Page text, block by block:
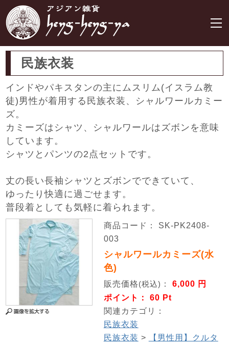
民族衣装
インドやパキスタンの主にムスリム(イスラム教
徒)男性が着用する民族衣装、シャルワールカミー
ズ。
カミーズはシャツ、シャルワールはズボンを意味
しています。
シャツとパンツの2点セットです。
丈の長い長袖シャツとズボンでできていて、
ゆったり快適に過ごせます。
普段着としても気軽に着られます。
商品コード： SK-PK2408-
003
シャルワールカミーズ(水
色)
販売価格(税込) ： 6,000 円
ポイント： 60 Pt
関連カテゴリ：
民族衣装
民族衣装 >
【男性用】クルタ